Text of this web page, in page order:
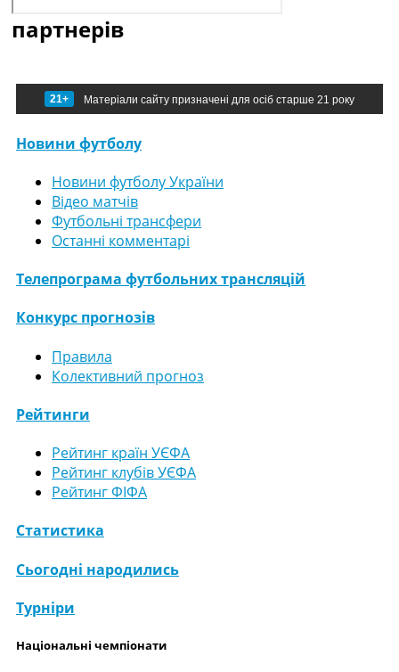
партнерів
21+ Матеріали сайту призначені для осіб старше 21 року
Новини футболу
Новини футболу України
Відео матчів
Футбольні трансфери
Останні комментарі
Телепрограма футбольних трансляцій
Конкурс прогнозів
Правила
Колективний прогноз
Рейтинги
Рейтинг країн УЄФА
Рейтинг клубів УЄФА
Рейтинг ФІФА
Статистика
Сьогодні народились
Турніри
Національні чемпіонати